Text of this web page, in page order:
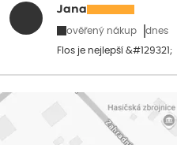
Jana
ověřený nákup dnes
Flos je nejlepší &#129321;